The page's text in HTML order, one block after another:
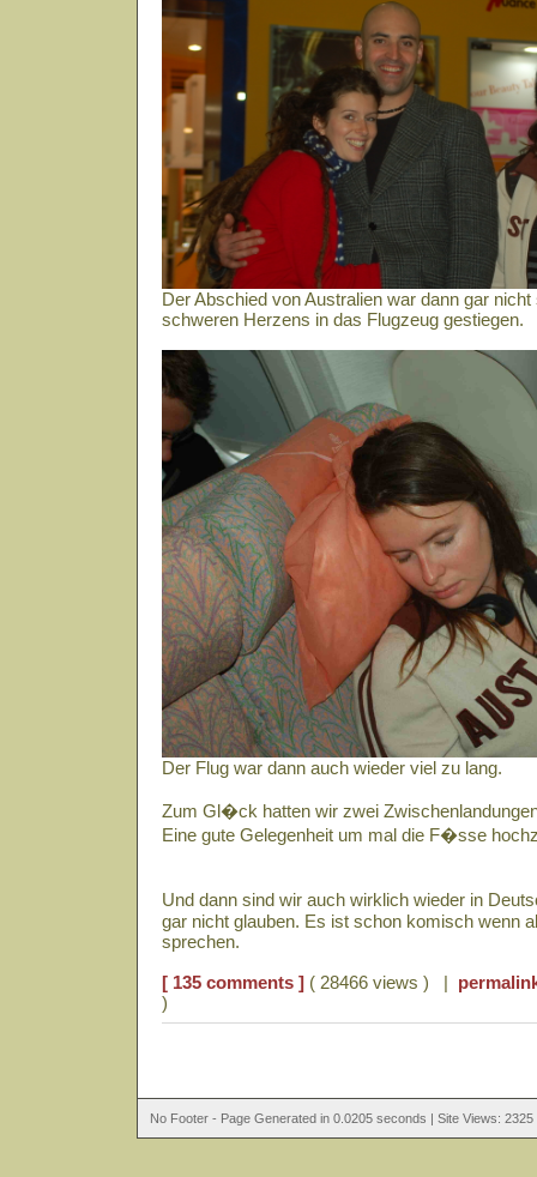
Der Abschied von Australien war dann gar
schweren Herzens in das Flugzeug gestiegen.
Der Flug war dann auch wieder viel zu lang.
Zum Gl�ck hatten wir zwei
Eine gute Gelegenheit um mal die F�sse
Und dann sind wir auch wirklich wieder in
gar nicht glauben. Es ist schon komisch wenn
sprechen.
[ 135 comments ] ( 28466 views ) |
)
No Footer - Page Generated in 0.0205 seconds | Site Views: 2325